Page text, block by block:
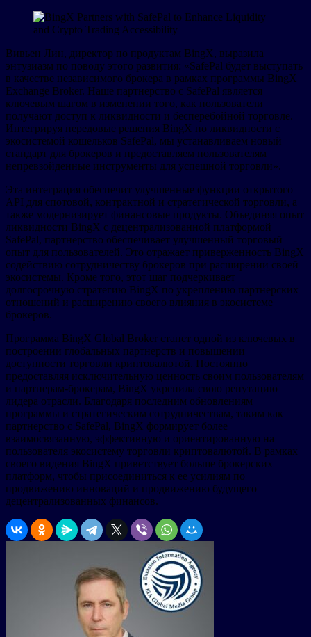
Вивьен Лин, директор по продуктам BingX, выразила
энтузиазм по поводу этого развития: «SafePal будет выступать
в качестве независимого брокера в рамках программы BingX
Exchange Broker. Наше партнерство с SafePal является
ключевым шагом в изменении того, как пользователи
получают доступ к ликвидности и бесперебойной торговле.
Интегрируя передовые решения BingX по ликвидности с
экосистемой кошельков SafePal, мы устанавливаем новый
стандарт для брокеров и предоставляем пользователям
непревзойденные инструменты для успешной торговли».
Эта интеграция обеспечит улучшенные функции открытого
API для спотовой, контрактной и стратегической торговли, а
также модернизирует финансовые продукты. Объединяя опыт
ликвидности BingX с децентрализованной платформой
SafePal, партнерство обеспечивает улучшенный торговый
опыт для пользователей. Это отражает приверженность BingX
содействию сотрудничеству брокеров при расширении своей
экосистемы. Кроме того, этот шаг подчеркивает
долгосрочную стратегию BingX по укреплению партнерских
отношений и расширению своего влияния в экосистеме
брокеров.
Программа BingX Global Broker станет одной из ключевых в
построении глобальных партнерств и повышении
доступности торговли криптовалютой. Постоянно
предоставляя исключительную ценность своим пользователям
и партнерам-брокерам, BingX укрепила свою репутацию
лидера отрасли. Благодаря последним обновлениям
программы и стратегическим сотрудничествам, таким как
партнерство с SafePal, BingX формирует более
взаимосвязанную, эффективную и ориентированную на
пользователя экосистему торговли криптовалютой. В рамках
своего видения BingX приветствует больше брокерских
платформ, чтобы присоединиться к ее усилиям по
продвижению инноваций и продвижению будущего
децентрализованных финансов.